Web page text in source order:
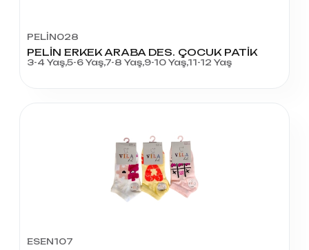
PELİN028
PELİN ERKEK ARABA DES. ÇOCUK PATİK
3-4 Yaş,5-6 Yaş,7-8 Yaş,9-10 Yaş,11-12 Yaş
ESEN107